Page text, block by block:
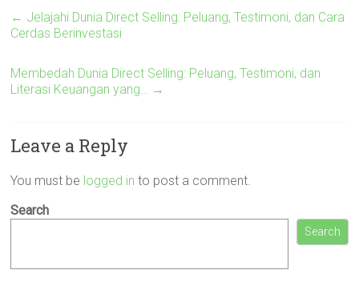
← Jelajahi Dunia Direct Selling: Peluang, Testimoni, dan Cara
Cerdas Berinvestasi
Membedah Dunia Direct Selling: Peluang, Testimoni, dan
Literasi Keuangan yang… →
Leave a Reply
You must be logged in to post a comment.
Search
Search